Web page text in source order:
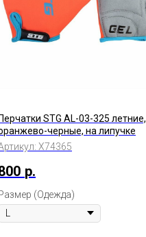
Перчатки STG AL-03-325 летние,
черные, на липучке
Х74365
р.
(Одежда)